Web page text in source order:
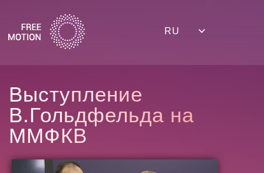
RU
Выступление
В.Гольдфельда на
ММФКВ